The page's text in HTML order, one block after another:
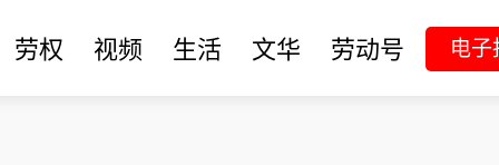
劳权 视频 生活 文华 劳动号 电子